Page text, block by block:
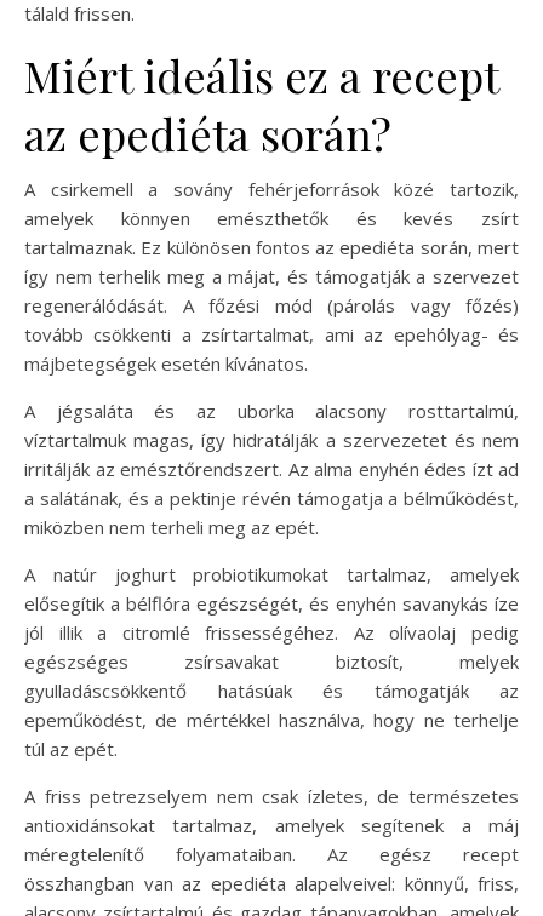
tálald frissen.
Miért ideális ez a recept
az epediéta során?
A csirkemell a sovány fehérjeforrások közé tartozik,
amelyek könnyen emészthetők és kevés zsírt
tartalmaznak. Ez különösen fontos az epediéta során, mert
így nem terhelik meg a májat, és támogatják a szervezet
regenerálódását. A főzési mód (párolás vagy főzés)
tovább csökkenti a zsírtartalmat, ami az epehólyag- és
májbetegségek esetén kívánatos.
A jégsaláta és az uborka alacsony rosttartalmú,
víztartalmuk magas, így hidratálják a szervezetet és nem
irritálják az emésztőrendszert. Az alma enyhén édes ízt ad
a salátának, és a pektinje révén támogatja a bélműködést,
miközben nem terheli meg az epét.
A natúr joghurt probiotikumokat tartalmaz, amelyek
elősegítik a bélflóra egészségét, és enyhén savanykás íze
jól illik a citromlé frissességéhez. Az olívaolaj pedig
egészséges zsírsavakat biztosít, melyek
gyulladáscsökkentő hatásúak és támogatják az
epeműködést, de mértékkel használva, hogy ne terhelje
túl az epét.
A friss petrezselyem nem csak ízletes, de természetes
antioxidánsokat tartalmaz, amelyek segítenek a máj
méregtelenítő folyamataiban. Az egész recept
összhangban van az epediéta alapelveivel: könnyű, friss,